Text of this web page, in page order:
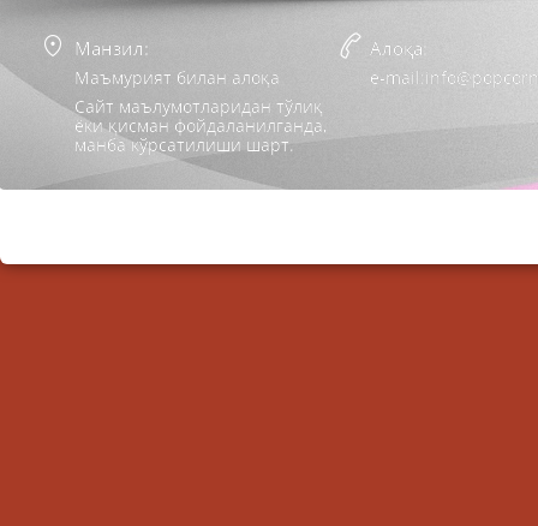
Манзил:
Маъмурият билан алоқа
Сайт маълумотларидан тўлиқ
ёки қисман фойдаланилганда,
манба кўрсатилиши шарт.
Алоқа:
e-